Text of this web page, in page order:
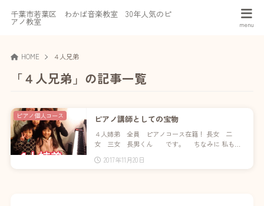
千葉市若葉区 わかば音楽教室 30年人気のピ
アノ教室
HOME ４人兄弟
「４人兄弟」の記事一覧
ピアノ講師としての宝物
４人姉弟 全員 ピアノコース在籍！ 長女 二
女 三女 長男くん です。 ちなみに 私も…
2017年11月20日
ピアノ個人コース